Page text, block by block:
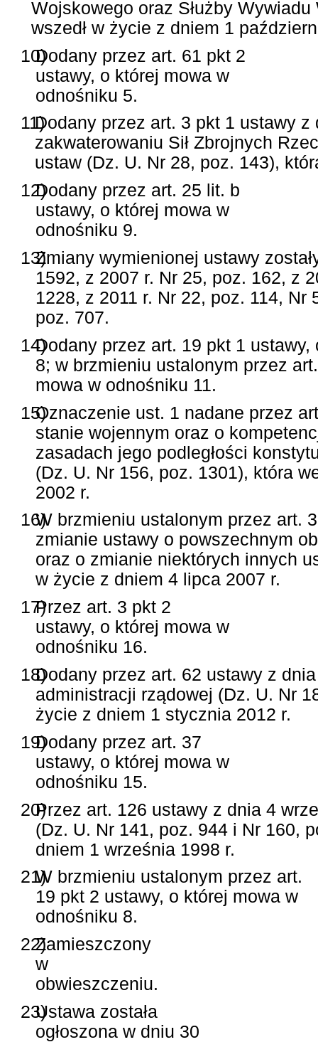
Wojskowego oraz Służby
wszedł w życie z dniem 1
10)Dodany przez art. 61 pkt 2
ustawy, o której mowa w
odnośniku 5.
11)Dodany przez art. 3 pkt 1 ustawy
zakwaterowaniu Sił Zbrojnych
ustaw (Dz. U. Nr 28, poz. 143),
12)Dodany przez art. 25 lit. b
ustawy, o której mowa w
odnośniku 9.
13)Zmiany wymienionej ustawy
1592, z 2007 r. Nr 25, poz. 162, z
1228, z 2011 r. Nr 22, poz. 114,
poz. 707.
14)Dodany przez art. 19 pkt 1
8; w brzmieniu ustalonym przez
mowa w odnośniku 11.
15)Oznaczenie ust. 1 nadane przez
stanie wojennym oraz o
zasadach jego podległości
(Dz. U. Nr 156, poz. 1301), która
2002 r.
16)W brzmieniu ustalonym przez art.
zmianie ustawy o powszechnym
oraz o zmianie niektórych innych
w życie z dniem 4 lipca 2007 r.
17)Przez art. 3 pkt 2
ustawy, o której mowa w
odnośniku 16.
18)Dodany przez art. 62 ustawy z
administracji rządowej (Dz. U. Nr
życie z dniem 1 stycznia 2012 r.
19)Dodany przez art. 37
ustawy, o której mowa w
odnośniku 15.
20)Przez art. 126 ustawy z dnia 4
(Dz. U. Nr 141, poz. 944 i Nr 160,
dniem 1 września 1998 r.
21)W brzmieniu ustalonym przez art.
19 pkt 2 ustawy, o której mowa w
odnośniku 8.
22)Zamieszczony
w
obwieszczeniu.
23)Ustawa została
ogłoszona w dniu 30